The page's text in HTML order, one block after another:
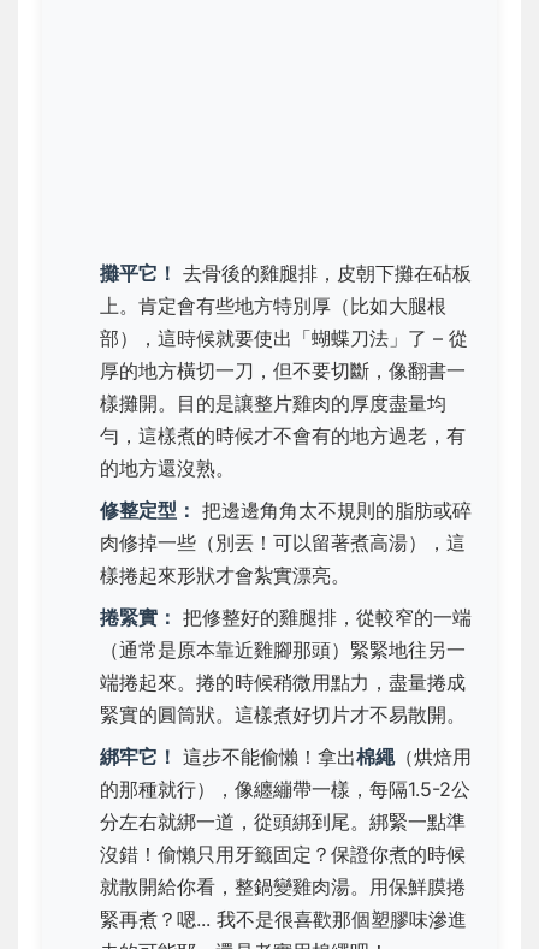
攤平它！ 去骨後的雞腿排，皮朝下攤在砧板
上。肯定會有些地方特別厚（比如大腿根
部），這時候就要使出「蝴蝶刀法 」了 – 從
厚的地方橫切一刀，但不要切斷，像翻書一
樣攤開。目的是讓整片雞肉的厚度盡量均
勻，這樣煮的時候才不會有的地方過老，有
的地方還沒熟。
修整定型： 把邊邊角角太不規則的脂肪或碎
肉修掉一些（別丟！可以留著煮高湯），這
樣捲起來形狀才會紮實漂亮。
捲緊實： 把修整好的雞腿排，從較窄的一端
（通常是原本靠近雞腳那頭） 緊緊地往另一
端捲起來。捲的時候稍微用點力，盡量捲成
緊實的圓筒狀。這樣煮好切片才不易散開。
綁牢它！ 這步不能偷懶！拿出棉繩（烘焙用
的那種就行），像纏繃帶一樣，每隔1.5-2公
分左右就綁一道，從頭綁到尾。綁緊一點準
沒錯！偷懶只用牙籤固定？保證你煮的時候
就散開給你看，整鍋變雞肉湯。用保鮮膜捲
緊再煮？嗯... 我不是很喜歡那個塑膠味滲進